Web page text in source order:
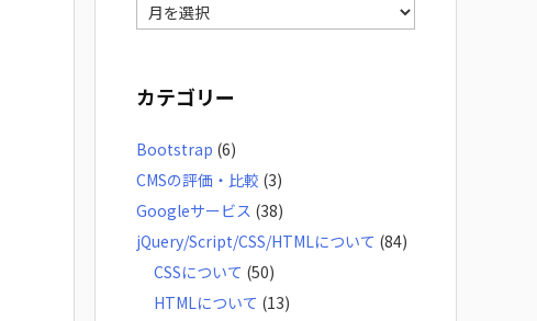
ア
カ
カテゴリー
Bootstrap (6)
CMSの評価・比較 (3)
Googleサービス (38)
jQuery/Script/CSS/HTMLについて (84)
CSSについて (50)
HTMLについて (13)